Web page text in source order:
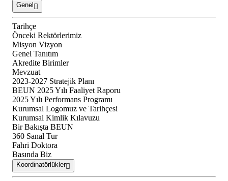
Genel
Tarihçe
Önceki Rektörlerimiz
Misyon Vizyon
Genel Tanıtım
Akredite Birimler
Mevzuat
2023-2027 Stratejik Planı
BEUN 2025 Yılı Faaliyet Raporu
2025 Yılı Performans Programı
Kurumsal Logomuz ve Tarihçesi
Kurumsal Kimlik Kılavuzu
Bir Bakışta BEUN
360 Sanal Tur
Fahri Doktora
Basında Biz
Koordinatörlükler